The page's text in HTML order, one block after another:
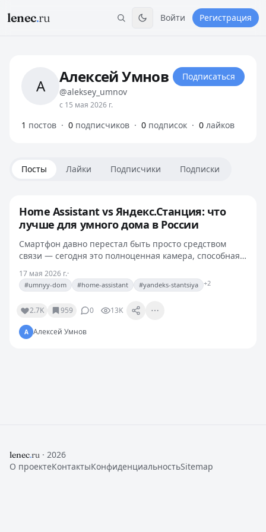
lenec.ru Войти Регистрация
А Алексей Умнов
@aleksey_umnov
с 15 мая 2026 г.
Подписаться
1 постов · 0 подписчиков · 0 подписок · 0 лайков
Посты Лайки Подписчики Подписки
Home Assistant vs Яндекс.Станция: что
лучше для умного дома в России
Смартфон давно перестал быть просто средством
связи — сегодня это полноценная камера, способная
чтобы получить действительно хороший результат,…
17 мая 2026 г.·
#umnyy-dom #home-assistant #yandeks-stantsiya +2
2.7K 959 0 13K
А Алексей Умнов
lenec.ru · 2026
О проектеКонтактыКонфиденциальностьSitemap